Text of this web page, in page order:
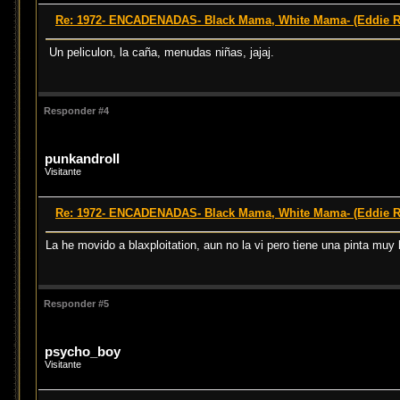
Re: 1972- ENCADENADAS- Black Mama, White Mama- (Eddie
Un peliculon, la caña, menudas niñas, jajaj.
Responder #4
punkandroll
Visitante
Re: 1972- ENCADENADAS- Black Mama, White Mama- (Eddie
La he movido a blaxploitation, aun no la vi pero tiene una pinta muy
Responder #5
psycho_boy
Visitante